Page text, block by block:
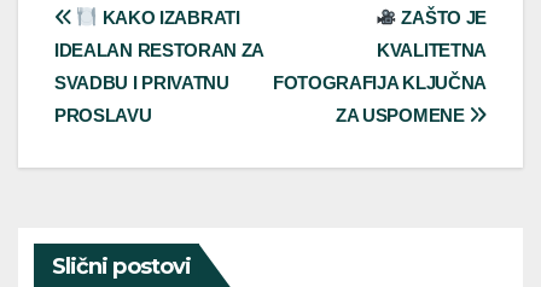
Post
navigation
ZAŠTO JE
KVALITETNA
FOTOGRAFIJA KLJUČNA
ZA USPOMENE
KAKO IZABRATI
IDEALAN RESTORAN ZA
SVADBU I PRIVATNU
PROSLAVU
Slični postovi